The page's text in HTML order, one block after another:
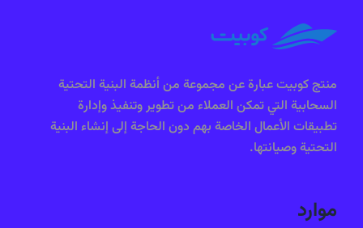
منتج كوبيت عبارة عن مجموعة من أنظمة البنية التحتية
السحابية التي تمكن العملاء من تطوير وتنفيذ وإدارة
تطبيقات الأعمال الخاصة بهم دون الحاجة إلى إنشاء البنية
التحتية وصيانتها.
موارد